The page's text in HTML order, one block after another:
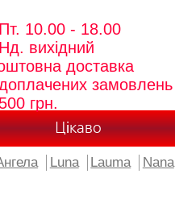
10.00 - 18.00
вихідний
доставка
замовлень
грн.
Цікаво
Luna Lauma Nana